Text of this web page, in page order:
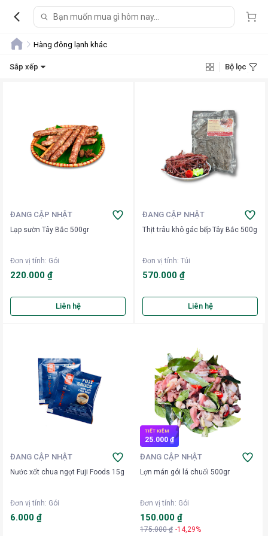
Hàng đông lạnh khác
Sắp xếp Bộ lọc
ĐANG CẬP NHẬT
Lạp sườn Tây Bắc 500gr
Đơn vị tính: Gói
220.000 ₫
Liên hệ
ĐANG CẬP NHẬT
Thịt trâu khô gác bếp Tây Bắc 500g
Đơn vị tính: Túi
570.000 ₫
Liên hệ
ĐANG CẬP NHẬT
Nước xốt chua ngọt Fuji Foods 15g
Đơn vị tính: Gói
6.000 ₫
TIẾT KIỆM
25.000 ₫
ĐANG CẬP NHẬT
Lợn mán gói lá chuối 500gr
Đơn vị tính: Gói
150.000 ₫
175.000 ₫ -14,29%